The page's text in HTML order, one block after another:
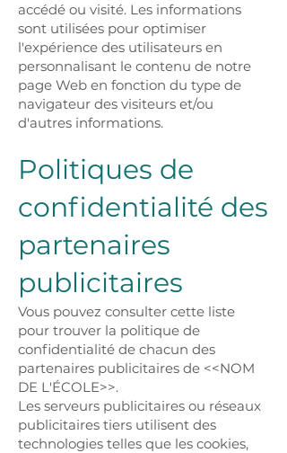
accédé ou visité. Les informations
sont utilisées pour optimiser
l'expérience des utilisateurs en
personnalisant le contenu de notre
page Web en fonction du type de
navigateur des visiteurs et/ou
d'autres informations.
Politiques de
confidentialité des
partenaires
publicitaires
Vous pouvez consulter cette liste
pour trouver la politique de
confidentialité de chacun des
partenaires publicitaires de <<NOM
DE L'ÉCOLE>>.
Les serveurs publicitaires ou réseaux
publicitaires tiers utilisent des
technologies telles que les cookies,